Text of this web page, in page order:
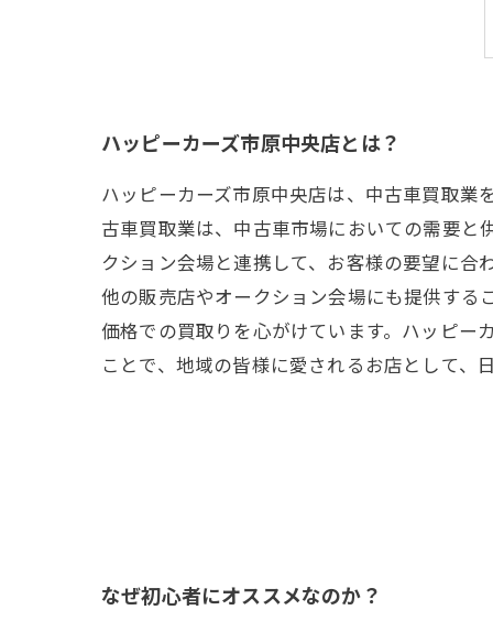
ハッピーカーズ市原中央店とは？
ハッピーカーズ市原中央店は、中古車買取業
古車買取業は、中古車市場においての需要と
クション会場と連携して、お客様の要望に
他の販売店やオークション会場にも提供する
価格での買取りを心がけています。ハッピー
ことで、地域の皆様に愛されるお店として、
なぜ初心者にオススメなのか？